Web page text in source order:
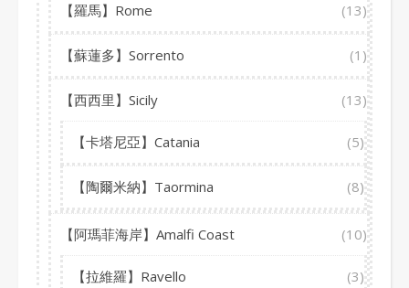
【羅馬】Rome (13)
【蘇蓮多】Sorrento (1)
【西西里】Sicily (13)
【卡塔尼亞】Catania (5)
【陶爾米納】Taormina (8)
【阿瑪菲海岸】Amalfi Coast (10)
【拉維羅】Ravello (3)